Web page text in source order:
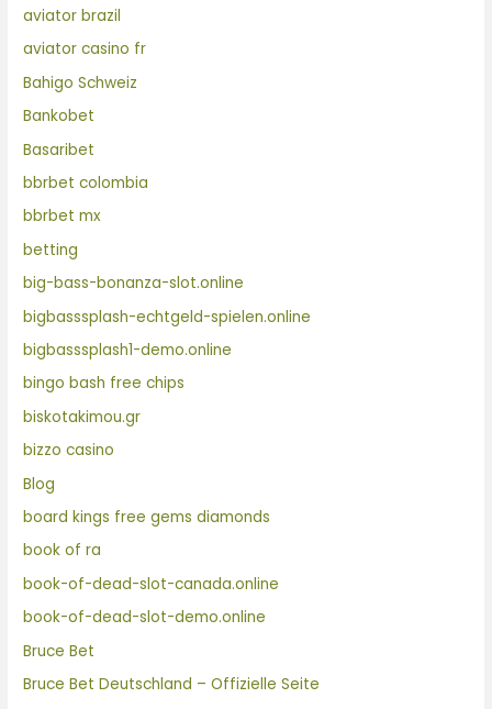
aviator brazil
aviator casino fr
Bahigo Schweiz
Bankobet
Basaribet
bbrbet colombia
bbrbet mx
betting
big-bass-bonanza-slot.online
bigbasssplash-echtgeld-spielen.online
bigbasssplash1-demo.online
bingo bash free chips
biskotakimou.gr
bizzo casino
Blog
board kings free gems diamonds
book of ra
book-of-dead-slot-canada.online
book-of-dead-slot-demo.online
Bruce Bet
Bruce Bet Deutschland – Offizielle Seite